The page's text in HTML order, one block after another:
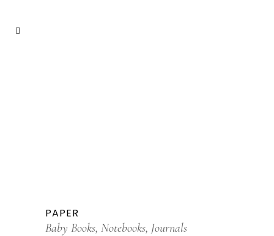
PAPER
Baby Books, Notebooks, Journals